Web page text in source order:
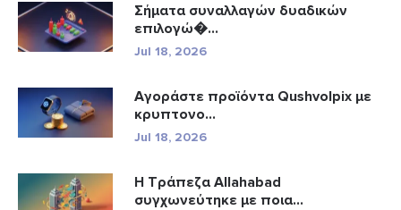
Σήματα συναλλαγών δυαδικών
επιλογώ�...
Jul 18, 2026
Αγοράστε προϊόντα Qushvolpix με
κρυπτονο...
Jul 18, 2026
Η Τράπεζα Allahabad
συγχωνεύτηκε με ποια...